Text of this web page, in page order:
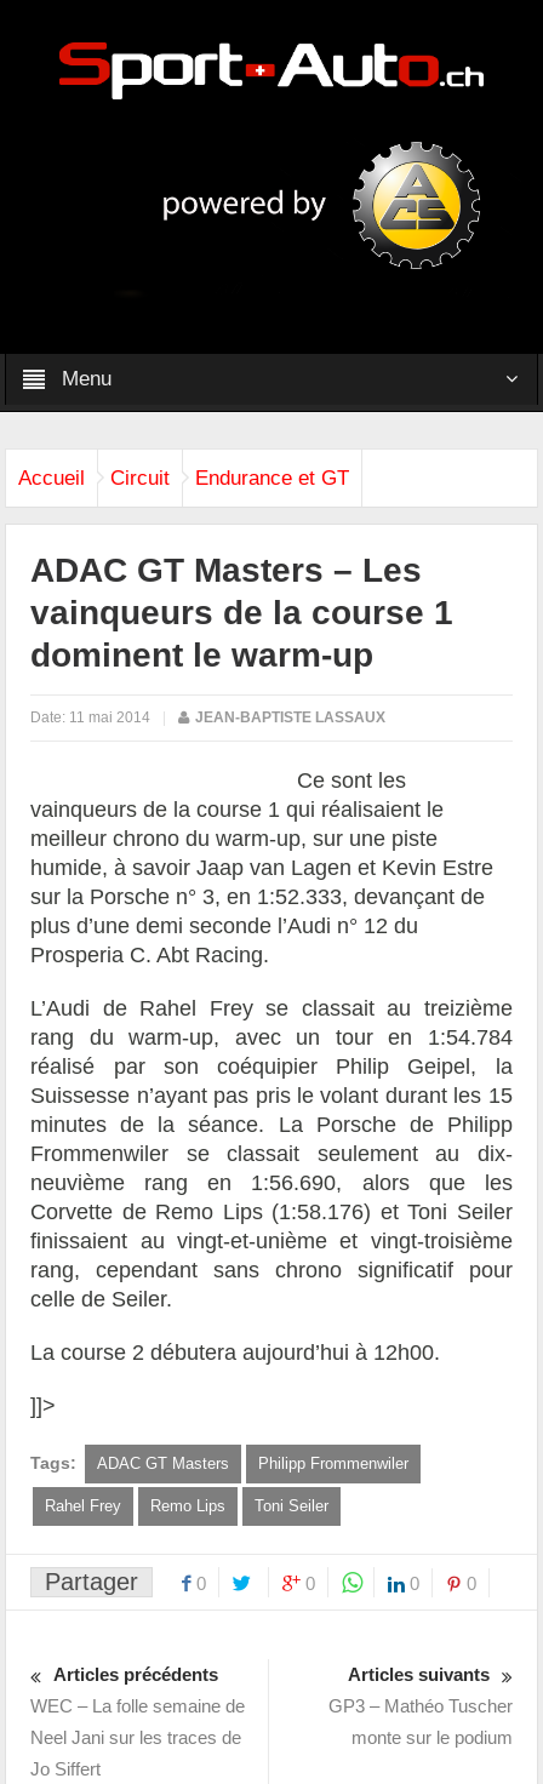
Menu
Accueil Circuit Endurance et GT
ADAC GT Masters – Les
vainqueurs de la course 1
dominent le warm-up
Date: 11 mai 2014 | JEAN-BAPTISTE LASSAUX
Ce sont les
vainqueurs de la course 1 qui réalisaient le
meilleur chrono du warm-up, sur une piste
humide, à savoir Jaap van Lagen et Kevin Estre
sur la Porsche n° 3, en 1:52.333, devançant de
plus d’une demi seconde l’Audi n° 12 du
Prosperia C. Abt Racing.
L’Audi de Rahel Frey se classait au treizième
rang du warm-up, avec un tour en 1:54.784
réalisé par son coéquipier Philip Geipel, la
Suissesse n’ayant pas pris le volant durant les 15
minutes de la séance. La Porsche de Philipp
Frommenwiler se classait seulement au dix-
neuvième rang en 1:56.690, alors que les
Corvette de Remo Lips (1:58.176) et Toni Seiler
finissaient au vingt-et-unième et vingt-troisième
rang, cependant sans chrono significatif pour
celle de Seiler.
La course 2 débutera aujourd’hui à 12h00.
]]>
Tags: ADAC GT Masters Philipp Frommenwiler
Rahel Frey Remo Lips Toni Seiler
Partager 0 0 0 0
Articles précédents
WEC – La folle semaine de
Neel Jani sur les traces de
Jo Siffert
Articles suivants
GP3 – Mathéo Tuscher
monte sur le podium